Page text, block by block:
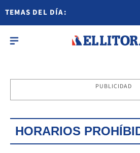
TEMAS DEL DÍA:
PUBLICIDAD
HORARIOS